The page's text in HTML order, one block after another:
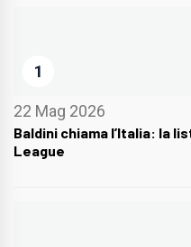
1
22 Mag 2026
Baldini chiama l’Italia: la
League